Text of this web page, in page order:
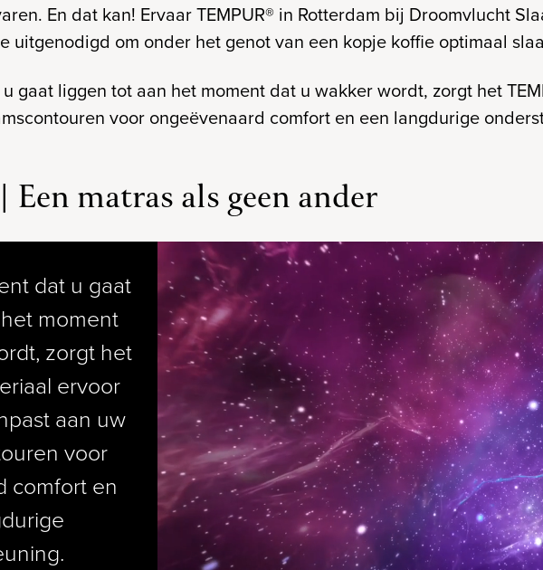
En dat kan! Ervaar TEMPUR® in Rotterdam bij Droomvlucht
uitgenodigd om onder het genot van een kopje koffie optimaal
gaat liggen tot aan het moment dat u wakker wordt, zorgt het
voor ongeëvenaard comfort en een langdurige
matras als geen ander
dat u gaat
moment
zorgt het
ervoor
aan uw
voor
comfort en